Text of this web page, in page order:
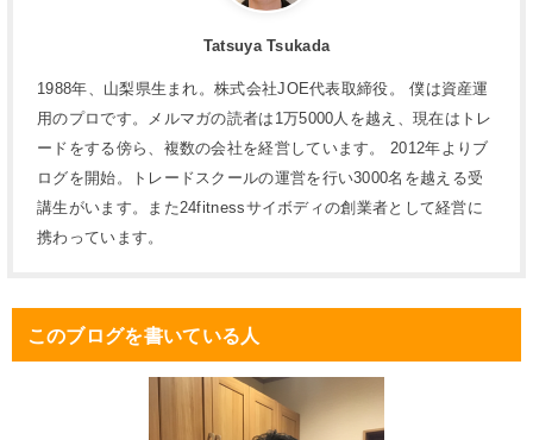
Tatsuya Tsukada
1988年、山梨県生まれ。株式会社JOE代表取締役。 僕は資産運
用のプロです。メルマガの読者は1万5000人を越え、現在はトレ
ードをする傍ら、複数の会社を経営しています。 2012年よりブ
ログを開始。トレードスクールの運営を行い3000名を越える受
講生がいます。また24fitnessサイボディの創業者として経営に
携わっています。
このブログを書いている人